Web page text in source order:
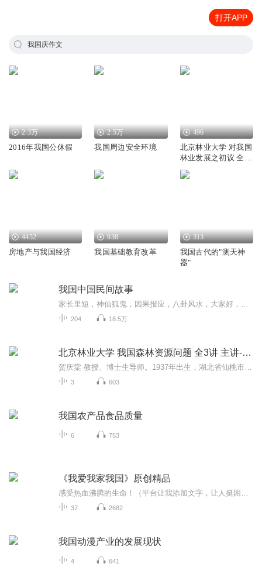
打开APP
我国庆作文
2.3万
2016年我国公休假
2.5万
我国周边安全环境
496
北京林业大学 对我国
林业发展之初议 全3
讲 贺庆棠
4452
房地产与我国经济
938
我国基础教育改革
313
我国古代的"测天神
器"
我国中国民间故事
204 18.5万
北京林业大学 我国森林资源问题 全3讲 主讲-贺庆棠
3 603
我国农产品食品质量
6 753
《我爱我家我国》原创精品
37 2682
我国动漫产业的发展现状
4 641